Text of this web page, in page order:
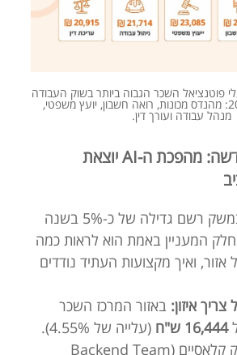
פוטנציאל השכר הגבוה ביותר בשוק העבודה
בישראל לשנת 2026: מהנדס מכונות, רואה חשבון, יועץ משפטי,
מנהל עבודה ועורך דין.
מפת השכר החדשה: מהפכת ה-AI יוצאת
השכר הממוצע במשק רשם גדילה של כ-5% בשנה
המעניין באמת הוא לראות כמה
אזור, ואיך מקצועות העתיד נודדים
איזון: באזור המרכז השכר
16,444 ש"ח
(עלייה של 4.55%).
לצד תפקידי הייטק קלאסיים (Backend Team